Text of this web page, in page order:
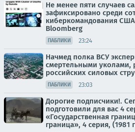
Не менее пяти случаев
зафиксировано среди
киберкомандования США
Bloomberg
ПАБЛИКИ 23:24
Начмед полка ВСУ
смертельными уколами,
российских силовых
ПАБЛИКИ 23:03
Дорогие подписчики!.
подготовили для вас 4
«Государственная
граница», 4 серия, (1981